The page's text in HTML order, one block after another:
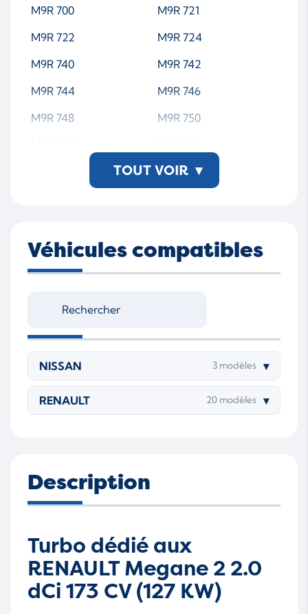
P00
M9R 700
M9R 721
M9R 722
M9R 724
M9R 740
M9R 742
M9R 744
M9R 746
M9R 748
M9R 750
M9R 762
M9R 805
M9R 806
M9R 808
M9R 809
M9R 812
M9R 815
M9R 817
M9R 828
M9R 830
M9R 844
M9R 845
M9R 857
M9R 865
M9R 866
TOUT VOIR ▾
Véhicules compatibles
NISSAN 3 modèles ▾
RENAULT 20 modèles ▾
Description
Turbo dédié aux
RENAULT Megane 2 2.0
dCi 173 CV (127 KW)